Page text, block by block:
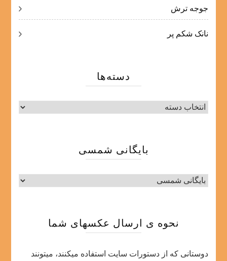
جوجه ترش
نانک شکم پر
دسته‌ها
دسته‌ها
بایگانی شمسی
نحوه ی ارسال عکسهای شما
دوستانی که از دستورات سایت استفاده میکنند، میتونند